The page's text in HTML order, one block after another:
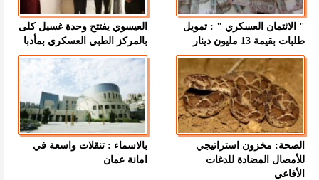
" الائتمان العسكري " : تمويل
طلبات بقيمة 13 مليون دينار
العيسوي يفتتح وحدة غسيل كلى
بالمركز الطبي العسكري بمأدبا
الصحة: مخزون استراتيجي
للأمصال المضادة للدغات
الأفاعي
بالاسماء : تنقلات واسعة في
امانة عمان